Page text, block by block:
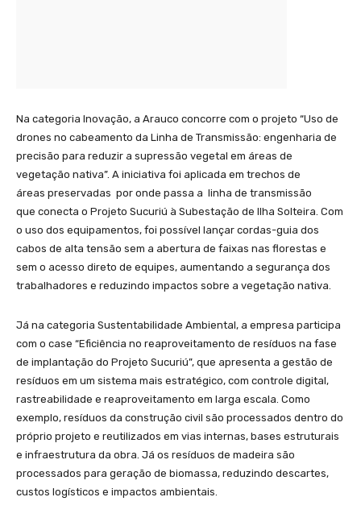
Na categoria Inovação, a Arauco concorre com o projeto “Uso de
drones no cabeamento da Linha de Transmissão: engenharia de
precisão para reduzir a supressão vegetal em áreas de
vegetação nativa”. A iniciativa foi aplicada em trechos de
áreas preservadas por onde passa a linha de transmissão
que conecta o Projeto Sucuriú à Subestação de Ilha Solteira. Com
o uso dos equipamentos, foi possível lançar cordas-guia dos
cabos de alta tensão sem a abertura de faixas nas florestas e
sem o acesso direto de equipes, aumentando a segurança dos
trabalhadores e reduzindo impactos sobre a vegetação nativa.
Já na categoria Sustentabilidade Ambiental, a empresa participa
com o case “Eficiência no reaproveitamento de resíduos na fase
de implantação do Projeto Sucuriú”, que apresenta a gestão de
resíduos em um sistema mais estratégico, com controle digital,
rastreabilidade e reaproveitamento em larga escala. Como
exemplo, resíduos da construção civil são processados dentro do
próprio projeto e reutilizados em vias internas, bases estruturais
e infraestrutura da obra. Já os resíduos de madeira são
processados para geração de biomassa, reduzindo descartes,
custos logísticos e impactos ambientais.